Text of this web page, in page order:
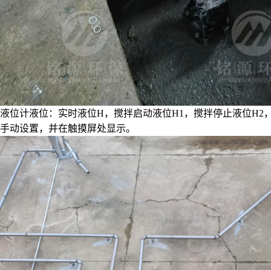
液位计液位：实时液位H，搅拌启动液位H1，搅拌停止液位
手动设置，并在触摸屏处显示。